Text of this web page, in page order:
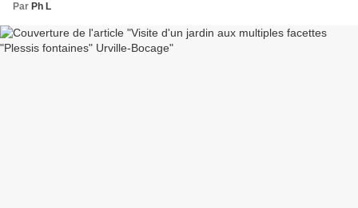
Par Ph L